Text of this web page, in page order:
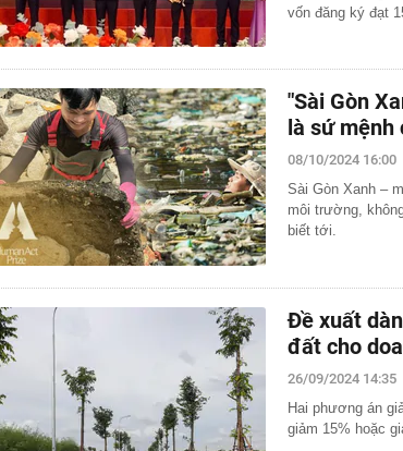
vốn đăng ký đạt
"Sài Gòn
là sứ mệnh
08/10/2024 16:00
Sài Gòn Xanh –
môi trường,
biết tới.
Đề xuất
đất cho
26/09/2024 14:35
Hai phương án
giảm 15% hoặc